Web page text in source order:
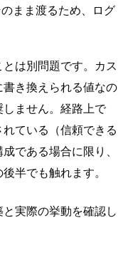
まま渡るため、ログ
は別問題です。カス
き換えられる値なの
ません。経路上で
ている（信頼できる
である場合に限り、
半でも触れます。
実際の挙動を確認し